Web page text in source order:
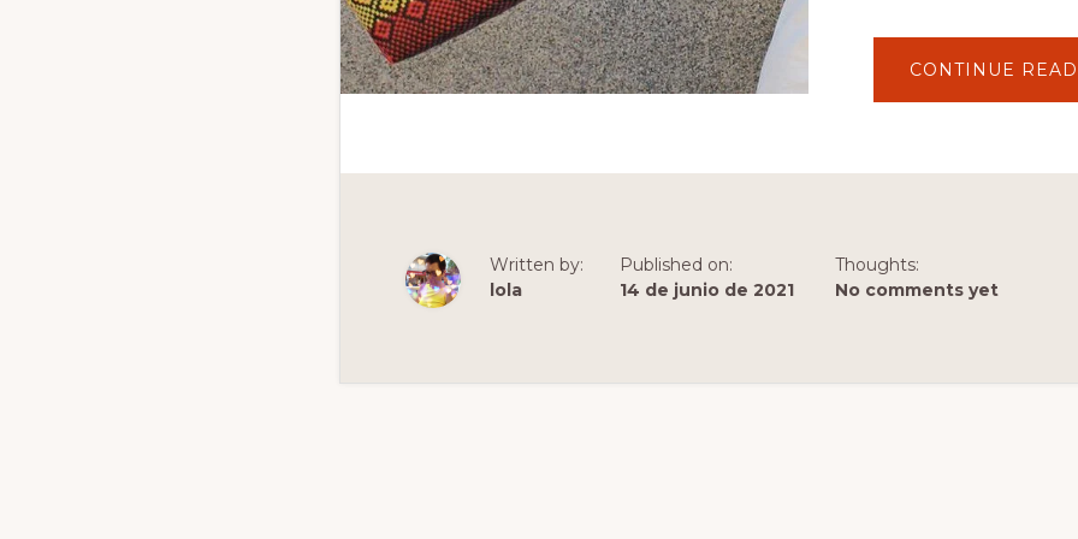
CONTINUE
Written by:
lola
Published on:
14 de junio de 2021
Thoughts:
No comments yet